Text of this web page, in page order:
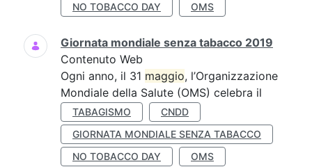
NO TOBACCO DAY
OMS
Giornata mondiale senza tabacco 2019
Contenuto Web
Ogni anno, il 31 maggio, l’Organizzazione
Mondiale della Salute (OMS) celebra il
TABAGISMO
CNDD
GIORNATA MONDIALE SENZA TABACCO
NO TOBACCO DAY
OMS